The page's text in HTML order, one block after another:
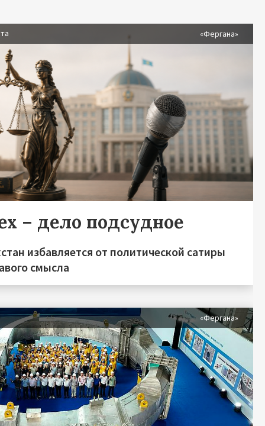
«Фергана»
– дело подсудное
избавляется от политической сатиры
смысла
«Фергана»